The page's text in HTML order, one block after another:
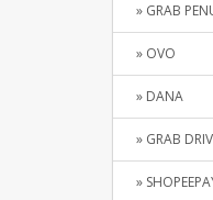
» GRAB
» OVO
» DANA
» GRAB
»